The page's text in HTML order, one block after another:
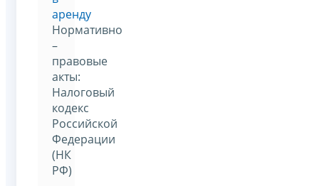
аренду
Нормативно
–
правовые
акты:
Налоговый
кодекс
Российской
Федерации
(НК
РФ)